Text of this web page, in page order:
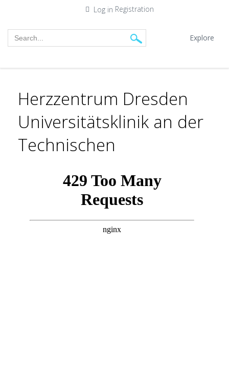
Log in Registration
Explore
Herzzentrum Dresden
Universitätsklinik an der
Technischen